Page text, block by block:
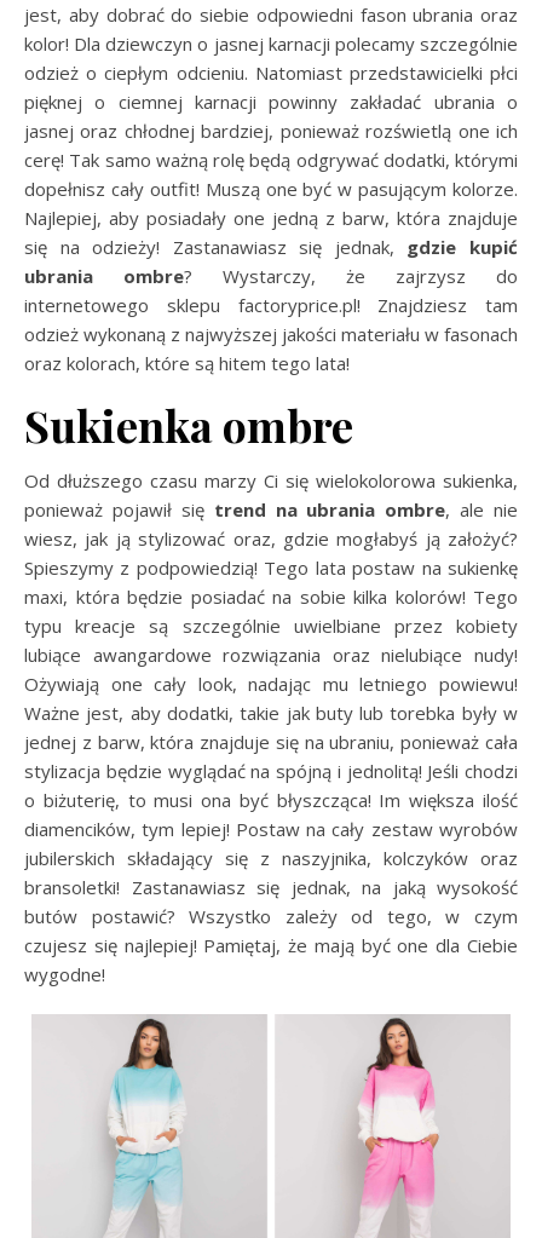
jest, aby dobrać do siebie odpowiedni fason ubrania oraz
kolor! Dla dziewczyn o jasnej karnacji polecamy szczególnie
odzież o ciepłym odcieniu. Natomiast przedstawicielki płci
pięknej o ciemnej karnacji powinny zakładać ubrania o
jasnej oraz chłodnej bardziej, ponieważ rozświetlą one ich
cerę! Tak samo ważną rolę będą odgrywać dodatki, którymi
dopełnisz cały outfit! Muszą one być w pasującym kolorze.
Najlepiej, aby posiadały one jedną z barw, która znajduje
się na odzieży! Zastanawiasz się jednak, gdzie kupić
ubrania ombre? Wystarczy, że zajrzysz do
internetowego sklepu factoryprice.pl! Znajdziesz tam
odzież wykonaną z najwyższej jakości materiału w fasonach
oraz kolorach, które są hitem tego lata!
Sukienka ombre
Od dłuższego czasu marzy Ci się wielokolorowa sukienka,
ponieważ pojawił się trend na ubrania ombre, ale nie
wiesz, jak ją stylizować oraz, gdzie mogłabyś ją założyć?
Spieszymy z podpowiedzią! Tego lata postaw na sukienkę
maxi, która będzie posiadać na sobie kilka kolorów! Tego
typu kreacje są szczególnie uwielbiane przez kobiety
lubiące awangardowe rozwiązania oraz nielubiące nudy!
Ożywiają one cały look, nadając mu letniego powiewu!
Ważne jest, aby dodatki, takie jak buty lub torebka były w
jednej z barw, która znajduje się na ubraniu, ponieważ cała
stylizacja będzie wyglądać na spójną i jednolitą! Jeśli chodzi
o biżuterię, to musi ona być błyszcząca! Im większa ilość
diamencików, tym lepiej! Postaw na cały zestaw wyrobów
jubilerskich składający się z naszyjnika, kolczyków oraz
bransoletki! Zastanawiasz się jednak, na jaką wysokość
butów postawić? Wszystko zależy od tego, w czym
czujesz się najlepiej! Pamiętaj, że mają być one dla Ciebie
wygodne!